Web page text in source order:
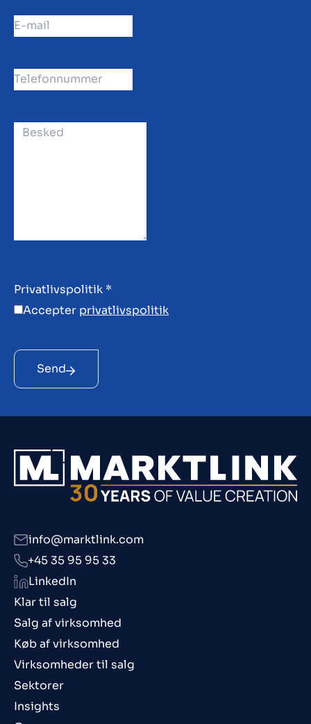
Privatlivspolitik *
Accepter privatlivspolitik
Send
Klar til salg
Salg af virksomhed
Køb af virksomhed
Virksomheder til salg
Sektorer
Insights
info@marktlink.com
+45 35 95 95 33
LinkedIn